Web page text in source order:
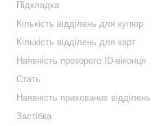
Підкладка
Кількість відділень для купюр
Кількість відділень для карт
Наявність прозорого ID-віконця
Стать
Наявність прихованих відділень
Застібка